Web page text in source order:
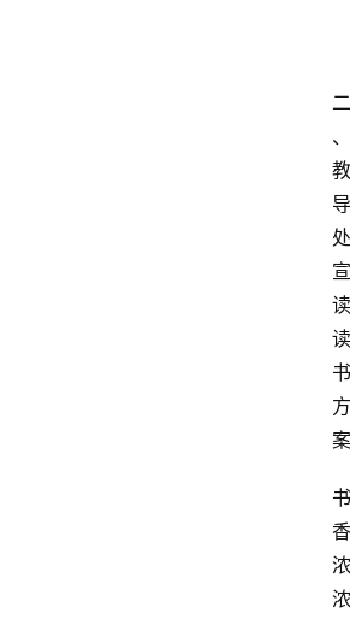
二
、
教
导
处
宣
读
读
书
方
案
书
香
浓
浓